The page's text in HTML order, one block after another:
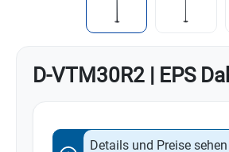
D-VTM30R2 | EPS
Details und Preise